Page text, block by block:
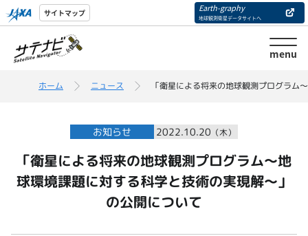
サイトマップ Earth-graphy
地球観測衛星データサイトへ
menu
ホーム ニュース 「衛星による将来の地球観測プログラム
お知らせ 2022.10.20 （木）
「衛星による将来の地球観測プログラム～地
球環境課題に対する科学と技術の実現解～」
の公開について